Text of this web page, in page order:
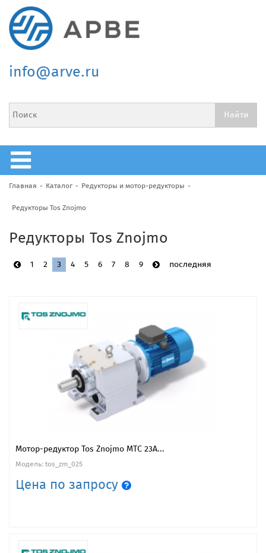
info@arve.ru
Главная Каталог Редукторы и мотор-редукторы
Редукторы Tos Znojmo
Редукторы Tos Znojmo
1 2 3 4 5 6 7 8 9 последняя
Мотор-редуктор Tos Znojmo MTC 23A...
Модель: tos_zm_025
Цена по запросу